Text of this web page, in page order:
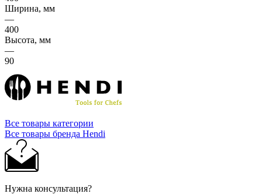
Ширина, мм
—
400
Высота, мм
—
90
Все товары категории
Все товары бренда Hendi
Нужна консультация?